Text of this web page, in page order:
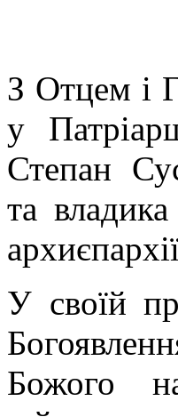
З Отцем і
у
Степан
та
У своїй
Божого